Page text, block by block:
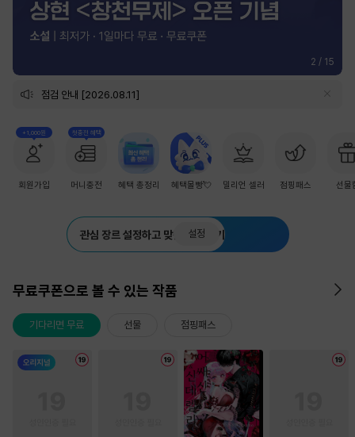
2 / 15
점검 안내 [2026.08.11]
+1,000원
회원가입
첫충전 혜택
머니충전 혜택 총정리 혜택몰빵💘 밀리언 셀러 점핑패스 선물
관심 장르 설정하고 맞춤 추천 받기
설정
무료쿠폰으로 볼 수 있는 작품
기다리면 무료 선물 점핑패스